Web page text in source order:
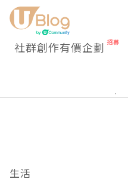
社群創作有價企劃
生活